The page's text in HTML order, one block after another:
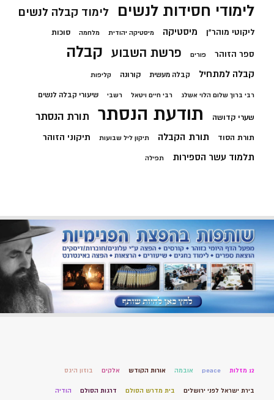
לימודי חסידות לנשים לימוד קבלה לנשים
ליקוטי מוהר"ן מיסטיקה מיסטיקה יהודית מלחמה סוכות
ספר הזוהר פורים פרשת השבוע קבלה
קבלה למתחיל קבלה מעשית קורונה קליפות
רבי ברוך שלום הלוי אשלג רבי חיים ויטאל רשבי שיעורי קבלה לנשים
שערי קדושה תודעת הנסתר תורת הנסתר
תורת הסוד תורת הקבלה תיקון ליל שבועות תיקוני הזוהר
תלמוד עשר הספירות תפילה
12 מזלות peace אובמה אורות הקודש אלקים בוזון היגס
בירת ישראל לפני ירושלים בית מדרש הסולם דרגות הסולם הודיה